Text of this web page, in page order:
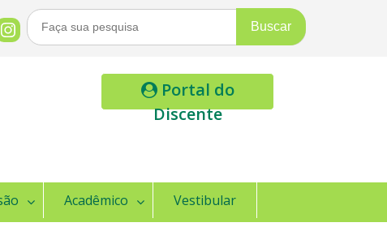
Buscar
Por:
Portal do
Discente
Acadêmico Vestibular